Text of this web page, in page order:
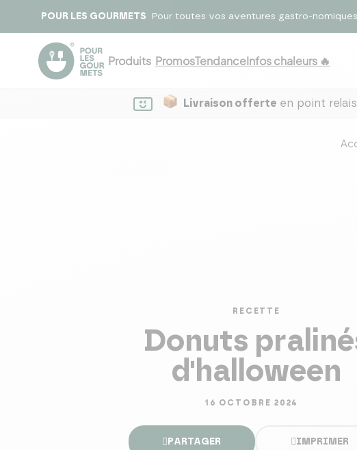
POUR LES GOURMETS Pour toutes vos aventures gastro-
Produits PromosTendanceInfos chaleurs 🔥
Livraison offerte en point relais
RECETTE
Donuts
d'halloween
16 OCTOBRE 2024
PARTAGER IMPRIMER